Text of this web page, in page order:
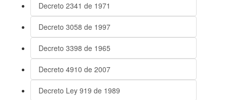
Decreto 2341 de 1971
Decreto 3058 de 1997
Decreto 3398 de 1965
Decreto 4910 de 2007
Decreto Ley 919 de 1989